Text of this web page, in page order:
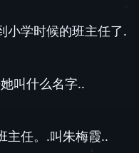
小学时候的班主任了.
叫什么名字..
主任。.叫朱梅霞..